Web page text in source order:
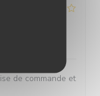
de commande et